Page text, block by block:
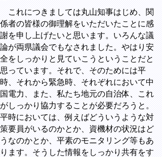
これにつきましては丸山知事はじめ、関
係者の皆様の御理解をいただいたことに感
謝を申し上げたいと思います。いろんな議
論が両県議会でもなされました。やはり安
全をしっかりと見ていこうということだと
思っています。それで、そのためには平
時、それから緊急時、それぞれにおいて中
国電力、また、私たち地元の自治体、これ
がしっかり協力することが必要だろうと。
平時においては、例えばどういうような対
策要員がいるのかとか、資機材の状況はど
うなのかとか、平素のモニタリング等もあ
ります。そうした情報をしっかり共有をす